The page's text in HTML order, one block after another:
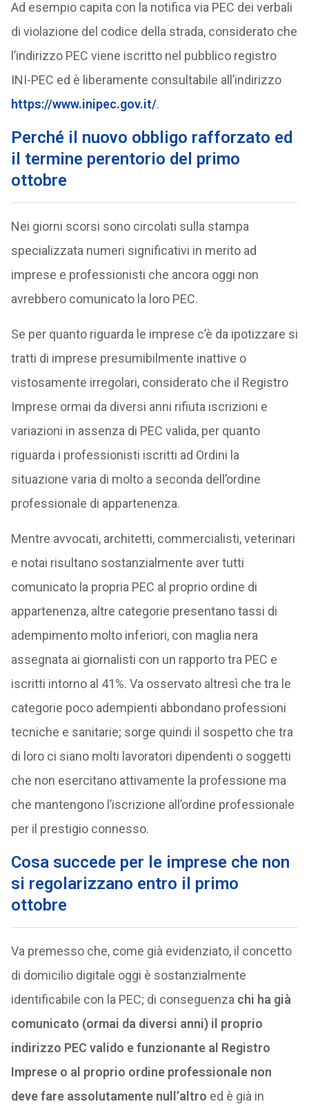
Ad esempio capita con la notifica via PEC dei verbali
di violazione del codice della strada, considerato che
l’indirizzo PEC viene iscritto nel pubblico registro
INI-PEC ed è liberamente consultabile all’indirizzo
https://www.inipec.gov.it/.
Perché il nuovo obbligo rafforzato ed
il termine perentorio del primo
ottobre
Nei giorni scorsi sono circolati sulla stampa
specializzata numeri significativi in merito ad
imprese e professionisti che ancora oggi non
avrebbero comunicato la loro PEC.
Se per quanto riguarda le imprese c’è da ipotizzare si
tratti di imprese presumibilmente inattive o
vistosamente irregolari, considerato che il Registro
Imprese ormai da diversi anni rifiuta iscrizioni e
variazioni in assenza di PEC valida, per quanto
riguarda i professionisti iscritti ad Ordini la
situazione varia di molto a seconda dell’ordine
professionale di appartenenza.
Mentre avvocati, architetti, commercialisti, veterinari
e notai risultano sostanzialmente aver tutti
comunicato la propria PEC al proprio ordine di
appartenenza, altre categorie presentano tassi di
adempimento molto inferiori, con maglia nera
assegnata ai giornalisti con un rapporto tra PEC e
iscritti intorno al 41%. Va osservato altresì che tra le
categorie poco adempienti abbondano professioni
tecniche e sanitarie; sorge quindi il sospetto che tra
di loro ci siano molti lavoratori dipendenti o soggetti
che non esercitano attivamente la professione ma
che mantengono l’iscrizione all’ordine professionale
per il prestigio connesso.
Cosa succede per le imprese che non
si regolarizzano entro il primo
ottobre
Va premesso che, come già evidenziato, il concetto
di domicilio digitale oggi è sostanzialmente
identificabile con la PEC; di conseguenza chi ha già
comunicato (ormai da diversi anni) il proprio
indirizzo PEC valido e funzionante al Registro
Imprese o al proprio ordine professionale non
deve fare assolutamente null’altro ed è già in